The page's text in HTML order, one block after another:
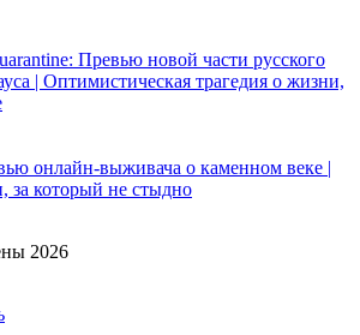
Превью новой части русского
| Оптимистическая трагедия о жизни,
онлайн-выживача о каменном веке |
за который не стыдно
2026